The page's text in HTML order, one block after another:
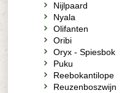
Nijlpaard
Nyala
Olifanten
Oribi
Oryx - Spiesbok
Puku
Reebokantilope
Reuzenboszwijn